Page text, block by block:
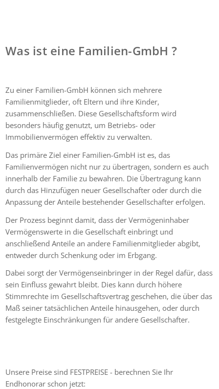
Was ist eine Familien-GmbH ?
Zu einer Familien-GmbH können sich mehrere
Familienmitglieder, oft Eltern und ihre Kinder,
zusammenschließen. Diese Gesellschaftsform wird
besonders häufig genutzt, um Betriebs- oder
Immobilienvermögen effektiv zu verwalten.
Das primäre Ziel einer Familien-GmbH ist es, das
Familienvermögen nicht nur zu übertragen, sondern es auch
innerhalb der Familie zu bewahren. Die Übertragung kann
durch das Hinzufügen neuer Gesellschafter oder durch die
Anpassung der Anteile bestehender Gesellschafter erfolgen.
Der Prozess beginnt damit, dass der Vermögeninhaber
Vermögenswerte in die Gesellschaft einbringt und
anschließend Anteile an andere Familienmitglieder abgibt,
entweder durch Schenkung oder im Erbgang.
Dabei sorgt der Vermögenseinbringer in der Regel dafür, dass
sein Einfluss gewahrt bleibt. Dies kann durch höhere
Stimmrechte im Gesellschaftsvertrag geschehen, die über das
Maß seiner tatsächlichen Anteile hinausgehen, oder durch
festgelegte Einschränkungen für andere Gesellschafter.
Unsere Preise sind FESTPREISE - berechnen Sie Ihr
Endhonorar schon jetzt: